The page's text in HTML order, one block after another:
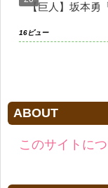
【巨人】坂本勇
16ビュー
ABOUT
このサイトに